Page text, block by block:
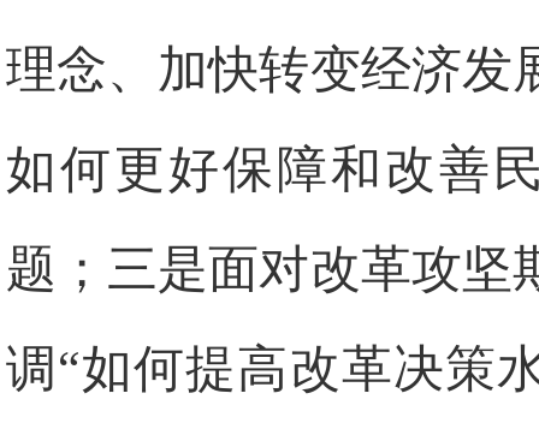
理念、加快转变经济发
如何更好保障和改善
题；三是面对改革攻坚
调“如何提高改革决策